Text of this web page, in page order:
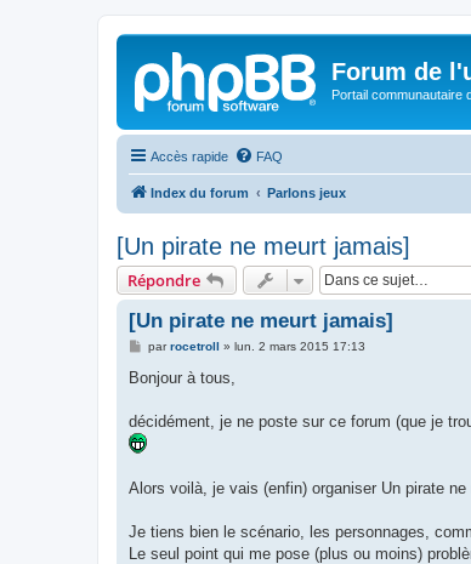
Forum de
Portail communautaire
Accès rapide FAQ
Index du forum Parlons jeux
[Un pirate ne meurt jamais]
Répondre
[Un pirate ne meurt jamais]
M
s
g
e
parrocetroll » lun. 2 mars 2015 17:13
Bonjour à tous,
décidément, je ne poste sur ce forum (que je
Alors voilà, je vais (enfin) organiser Un pirate
Je tiens bien le scénario, les personnages,
Le seul point qui me pose (plus ou moins)